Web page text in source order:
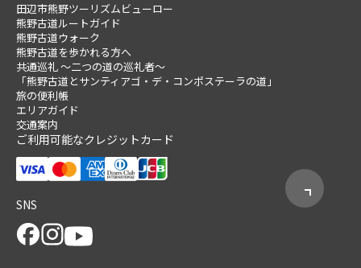
田辺市熊野ツーリズムビューロー
熊野古道ルートガイド
熊野古道ウォーク
熊野古道を歩かれる方へ
共通巡礼 ～二つの道の巡礼者～
「熊野古道とサンティアゴ・デ・コンポステーラの道」
旅の便利帳
エリアガイド
交通案内
ご利用可能なクレジットカード
SNS